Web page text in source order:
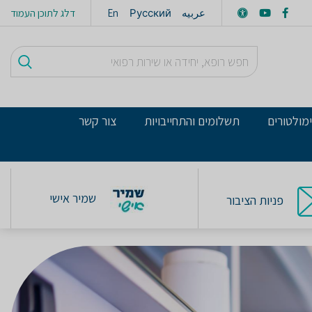
דלג לתוכן העמוד En Русский عربيه
תשלומים והתחייבויות צור קשר
פניות הציבור שמיר אישי